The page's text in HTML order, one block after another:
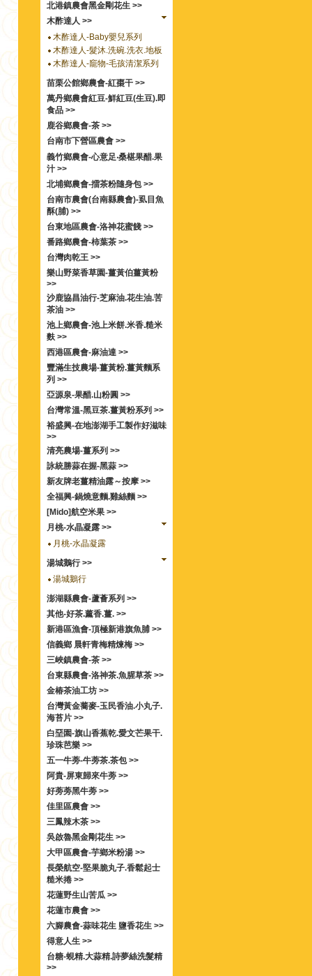
北港鎮農會黑金剛花生 >>
木酢達人 >>
木酢達人-Baby嬰兒系列
木酢達人-髮沐.洗碗.洗衣.地板
木酢達人-竉物-毛孩清潔系列
苗栗公館鄉農會-紅棗干 >>
萬丹鄉農會紅豆-鮮紅豆(生豆).即
食品 >>
鹿谷鄉農會-茶 >>
台南市下營區農會 >>
義竹鄉農會-心意足‧桑椹果醋.果
汁 >>
北埔鄉農會-擂茶粉隨身包 >>
台南市農會(台南縣農會)-虱目魚
酥(脯) >>
台東地區農會-洛神花蜜餞 >>
番路鄉農會-柿葉茶 >>
台灣肉乾王 >>
樂山野菜香草園-薑黃伯薑黃粉
>>
沙鹿協昌油行-芝麻油.花生油.苦
茶油 >>
池上鄉農會-池上米餅.米香.糙米
麩 >>
西港區農會-麻油達 >>
豐滿生技農場-薑黃粉.薑黃麵系
列 >>
亞源泉-果醋.山粉圓 >>
台灣常溫-黑豆茶.薑黃粉系列 >>
裕盛興-在地澎湖手工製作好滋味
>>
清亮農場-薑系列 >>
詠統勝蒜在握-黑蒜 >>
新友牌老薑精油露～按摩 >>
全福興-鍋燒意麵.雞絲麵 >>
[Mido]航空米果 >>
月桃-水晶凝露 >>
月桃-水晶凝露
湯城鵝行 >>
湯城鵝行
澎湖縣農會-蘆薈系列 >>
其他-好茶.薰香.薑. >>
新港區漁會-頂極新港旗魚脯 >>
信義鄉 晨軒青梅精煉梅 >>
三峽鎮農會-茶 >>
台東縣農會-洛神茶.魚腥草茶 >>
金椿茶油工坊 >>
台灣黃金蕎麥-玉民香油.小丸子.
海苔片 >>
白堊園-旗山香蕉乾.愛文芒果干.
珍珠芭樂 >>
五一牛蒡-牛蒡茶.茶包 >>
阿貴-屏東歸來牛蒡 >>
好蒡蒡黑牛蒡 >>
佳里區農會 >>
三鳳辣木茶 >>
吳啟魯黑金剛花生 >>
大甲區農會-芋鄉米粉湯 >>
長榮航空-堅果脆丸子.香鬆起士
糙米捲 >>
花蓮野生山苦瓜 >>
花蓮市農會 >>
六腳農會-蒜味花生 鹽香花生 >>
得意人生 >>
台糖-蜆精.大蒜精.詩夢絲洗髮精
>>